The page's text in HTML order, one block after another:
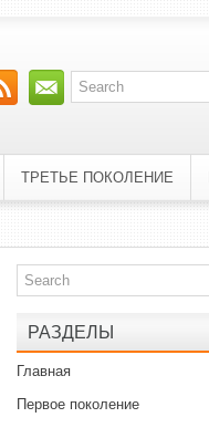
ТРЕТЬЕ ПОКОЛЕНИЕ
РАЗДЕЛЫ
Главная
Первое поколение